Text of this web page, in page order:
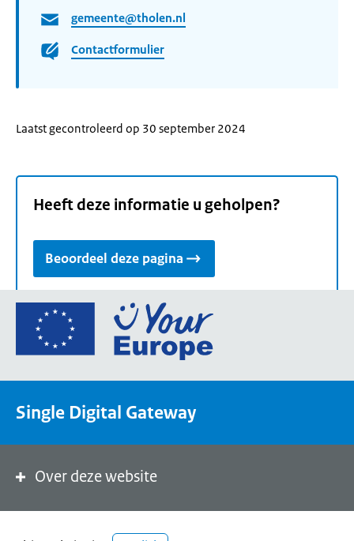
gemeente@tholen.nl
Contactformulier
Laatst gecontroleerd op 30 september 2024
Heeft deze informatie u geholpen?
Beoordeel deze pagina
Ga
de
een
de
Single Digital Gateway
Over deze website